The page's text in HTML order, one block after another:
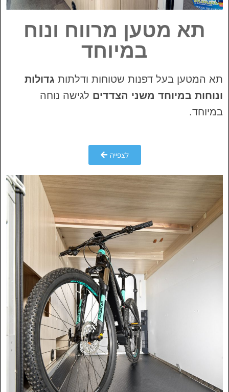
תא מטען מרווח ונוח
במיוחד
תא המטען בעל דפנות שטוחות ודלתות גדולות
ונוחות במיוחד משני הצדדים לגישה נוחה
במיוחד.
לצפייה